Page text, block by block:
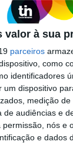
valor à sua
parceiros
como
identificadores
um dispositivo
medição
de audiências e
permissão, nós e
e dados
de solos com
provável do
onde